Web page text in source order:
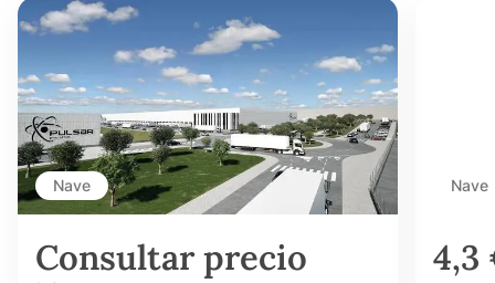
Nave
Consultar precio
Nave
4,3